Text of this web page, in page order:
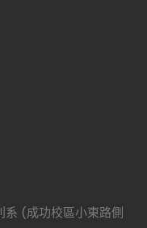
系 (成功校區小東路側